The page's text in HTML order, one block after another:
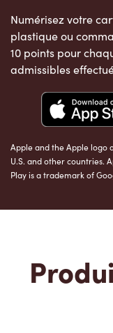
Numérisez votre
plastique ou
10 points pour
admissibles
Apple and the Apple logo
U.S. and other countries.
Play is a trademark of